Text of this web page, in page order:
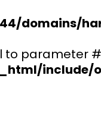
domains/
parameter
include/